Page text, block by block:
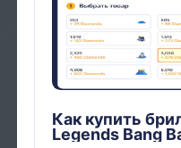
Как купить
Legends Bang